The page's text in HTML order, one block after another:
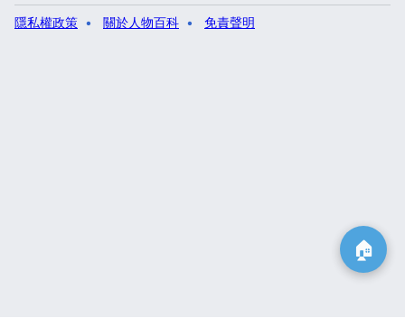
🏠
隱私權政策 關於人物百科 免責聲明